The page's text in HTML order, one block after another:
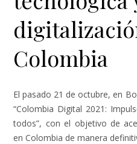
Colombia
El pasado 21 de octubre, en
“Colombia Digital 2021:
todos”, con el objetivo de
en Colombia de manera